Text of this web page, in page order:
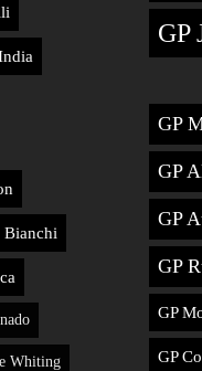
Bianchi
Whiting
GP
GP
GP
GP
GP
GP
GP